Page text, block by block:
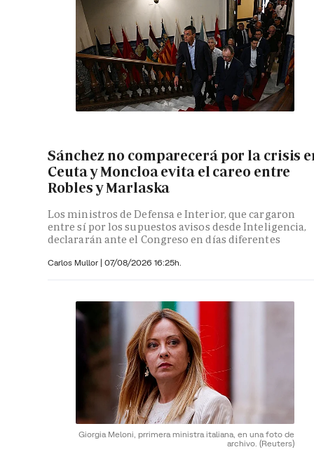
Sánchez no comparecerá por la crisis
Ceuta y Moncloa evita el careo entre
Robles y Marlaska
Los ministros de Defensa e Interior, que cargaron
entre sí por los supuestos avisos desde Inteligencia,
declararán ante el Congreso en días diferentes
Carlos Mullor | 07/08/2026 16:25h.
Giorgia Meloni, prrimera ministra italiana, en una foto de
archivo. (Reuters)